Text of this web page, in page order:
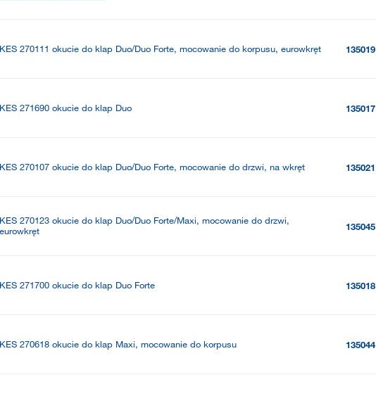
KES 270111 okucie do klap Duo/Duo Forte, mocowanie do korpusu, eurowkręt 135019
KES 271690 okucie do klap Duo 135017
KES 270107 okucie do klap Duo/Duo Forte, mocowanie do drzwi, na wkręt 135021
KES 270123 okucie do klap Duo/Duo Forte/Maxi, mocowanie do drzwi,
eurowkręt
135045
KES 271700 okucie do klap Duo Forte 135018
KES 270618 okucie do klap Maxi, mocowanie do korpusu 135044